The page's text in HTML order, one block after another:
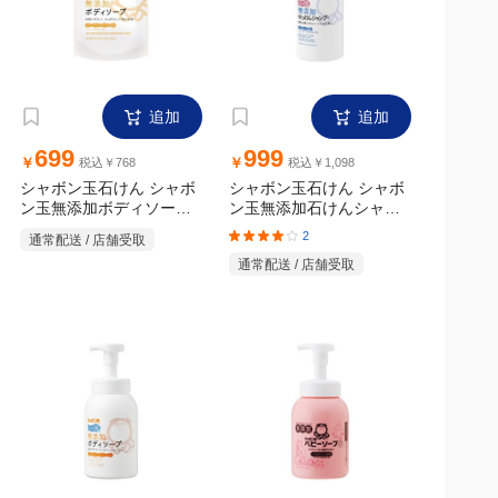
追加
￥699 税込￥768
シャボン玉石けん シャボ
ン玉無添加ボディソープ
たっぷり泡つめかえ
通常配送 / 店舗受取
追加
￥999 税込￥1,098
シャボン玉石けん シャボ
ン玉無添加石けんシャン
プー泡タイプ 本体 520ml
2
通常配送 / 店舗受取